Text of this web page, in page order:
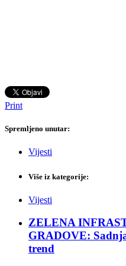
Print
Spremljeno unutar:
Vijesti
Više iz kategorije:
Vijesti
ZELENA
GRADOVE:
trend